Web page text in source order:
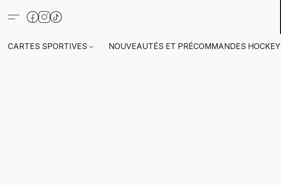
CARTES SPORTIVES NOUVEAUTÉS ET PRÉCOMMANDES HOCKEY